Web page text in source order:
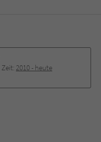
Zeit: 2010 -­ heute